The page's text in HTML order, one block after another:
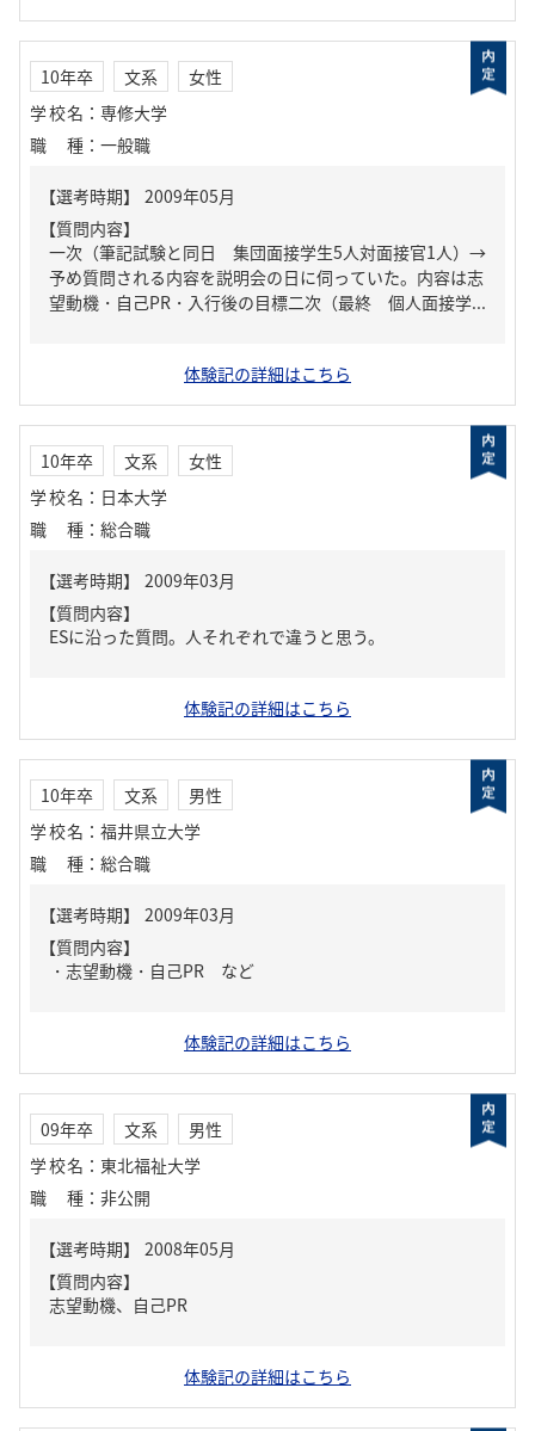
10年卒 文系
女性
学校名 ： 専修大学
職種 ： 一般職
【質問内容】
一次（筆記試験と同日 集団面接学生5人対面接官1人）→
予め質問される内容を説明会の日に伺っていた。内容は志
望動機・自己PR・入行後の目標二次（最終 個人面接学...
体験記の詳細はこちら
10年卒 文系
女性
学校名 ： 日本大学
職種 ： 総合職
【質問内容】
ESに沿った質問。人それぞれで違うと思う。
体験記の詳細はこちら
10年卒 文系
男性
学校名 ： 福井県立大学
職種 ： 総合職
【質問内容】
・志望動機・自己PR など
体験記の詳細はこちら
09年卒 文系
男性
学校名 ： 東北福祉大学
職種 ： 非公開
【質問内容】
志望動機、自己PR
体験記の詳細はこちら